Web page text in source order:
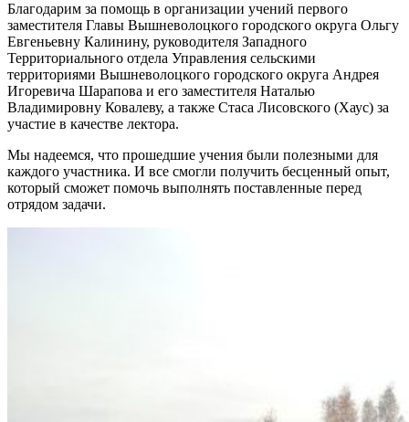
Благодарим за помощь в организации учений первого
заместителя Главы Вышневолоцкого городского округа Ольгу
Евгеньевну Калинину, руководителя Западного
Территориального отдела Управления сельскими
территориями Вышневолоцкого городского округа Андрея
Игоревича Шарапова и его заместителя Наталью
Владимировну Ковалеву, а также Стаса Лисовского (Хаус) за
участие в качестве лектора.
Мы надеемся, что прошедшие учения были полезными для
каждого участника. И все смогли получить бесценный опыт,
который сможет помочь выполнять поставленные перед
отрядом задачи.